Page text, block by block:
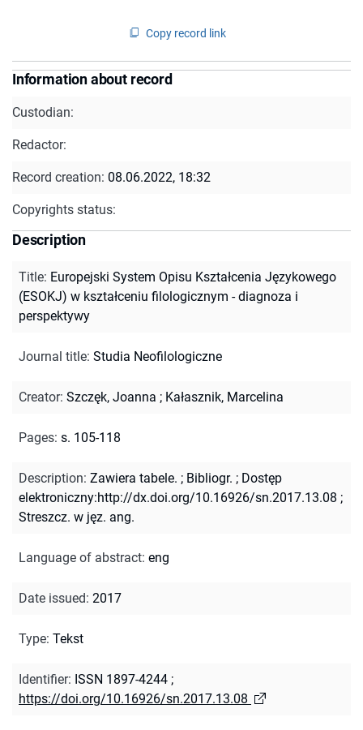
Copy record link
Information about record
Custodian:
Redactor:
Record creation: 08.06.2022, 18:32
Copyrights status:
Description
Title: Europejski System Opisu Kształcenia Językowego
(ESOKJ) w kształceniu filologicznym - diagnoza i
perspektywy
Journal title: Studia Neofilologiczne
Creator: Szczęk, Joanna ; Kałasznik, Marcelina
Pages: s. 105-118
Description: Zawiera tabele. ; Bibliogr. ; Dostęp
elektroniczny:http://dx.doi.org/10.16926/sn.2017.13.08 ;
Streszcz. w jęz. ang.
Language of abstract: eng
Date issued: 2017
Type: Tekst
Identifier: ISSN 1897-4244 ;
https://doi.org/10.16926/sn.2017.13.08